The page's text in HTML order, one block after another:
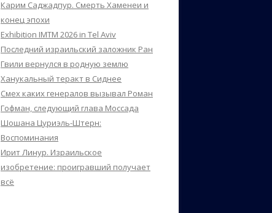
Карим Саджадпур. Смерть Хаменеи и
конец эпохи
Exhibition IMTM 2026 in Tel Aviv
Последний израильский заложник Ран
Гвили вернулся в родную землю
Ханукальный теракт в Сиднее
Смех каких генералов вызывал Роман
Гофман, следующий глава Моссада
Шошана Цуриэль-Штерн:
Воспоминания
Ирит Линур. Израильское
изобретение: проигравший получает
всё